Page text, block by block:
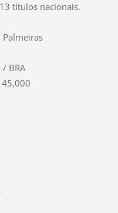
títulos nacionais.
Palmeiras
BRA
45,000